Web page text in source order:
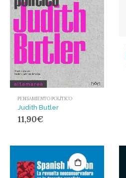
PENSAMIENTO POLÍTICO
Judith Butler
11,90€